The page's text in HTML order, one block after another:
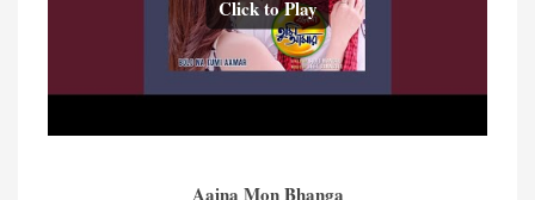
Click to Play
Aaina Mon Bhanga